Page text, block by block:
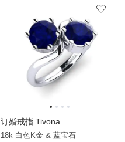
订婚戒指 Tivona
18k 白色K金 & 蓝宝石